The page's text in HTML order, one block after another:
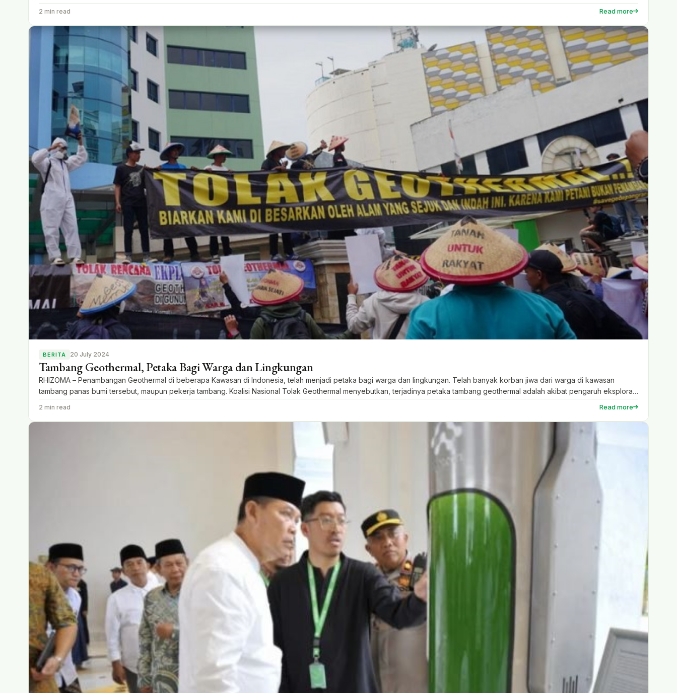
memberikan putusan sela dengan menjadikan PT. PLN (Persero) Sektor Ombilin menjadi penggugat intervensi. […]
2 min read Read more
BERITA 20 July 2024
Tambang Geothermal, Petaka Bagi Warga dan Lingkungan
RHIZOMA – Penambangan Geothermal di beberapa Kawasan di Indonesia, telah menjadi petaka bagi warga dan lingkungan. Telah banyak korban jiwa dari warga di kawasan
tambang panas bumi tersebut, maupun pekerja tambang. Koalisi Nasional Tolak Geothermal menyebutkan, terjadinya petaka tambang geothermal adalah akibat pengaruh eksplorasi
dan operasi proyek tambang panas-bumi. Penambangan untuk menghasilkan daya listrik tersebut […]
2 min read Read more